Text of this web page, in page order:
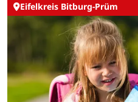
Eifelkreis Bitburg-Prüm